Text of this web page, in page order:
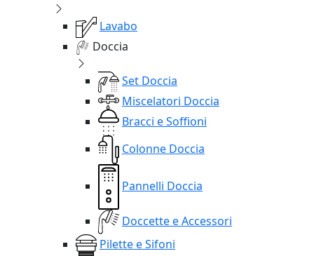
Lavabo
Doccia
Set Doccia
Miscelatori Doccia
Bracci e Soffioni
Colonne Doccia
Pannelli Doccia
Doccette e Accessori
Pilette e Sifoni